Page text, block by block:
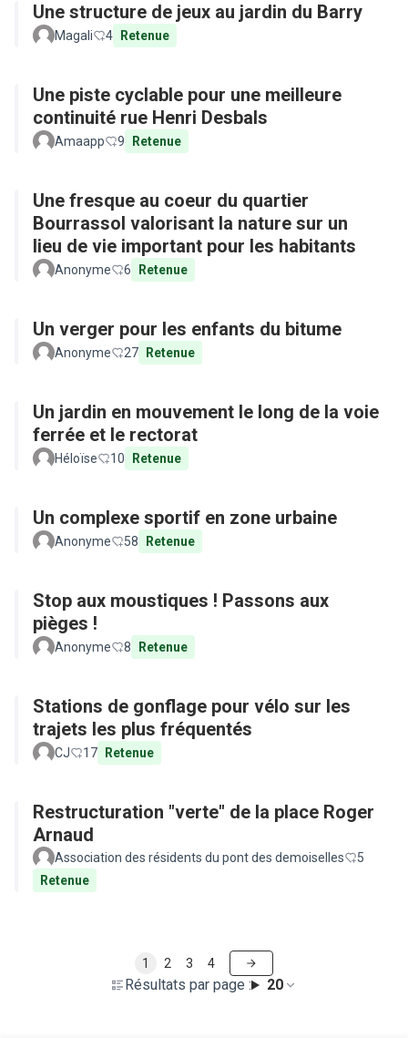
Une structure de jeux au jardin du Barry
Magali 4 Retenue
Une piste cyclable pour une meilleure
continuité rue Henri Desbals
Amaapp 9 Retenue
Une fresque au coeur du quartier
Bourrassol valorisant la nature sur un
lieu de vie important pour les habitants
Anonyme 6 Retenue
Un verger pour les enfants du bitume
Anonyme 27 Retenue
Un jardin en mouvement le long de la voie
ferrée et le rectorat
Héloïse 10 Retenue
Un complexe sportif en zone urbaine
Anonyme 58 Retenue
Stop aux moustiques ! Passons aux
pièges !
Anonyme 8 Retenue
Stations de gonflage pour vélo sur les
trajets les plus fréquentés
CJ 17 Retenue
Restructuration "verte" de la place Roger
Arnaud
Association des résidents du pont des demoiselles
5
Retenue
Résultats par page : 20
1 2 3 4